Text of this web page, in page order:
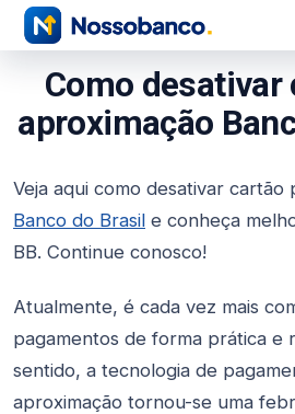
Como desativar
aproximação
Veja aqui como desativar cartão
Banco do Brasil e conheça
BB. Continue conosco!
Atualmente, é cada vez mais
pagamentos de forma prática e
sentido, a tecnologia de
aproximação tornou-se uma